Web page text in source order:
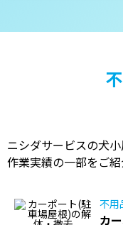
ニシダサービスの犬
作業実績の一部をご紹
不用
カ